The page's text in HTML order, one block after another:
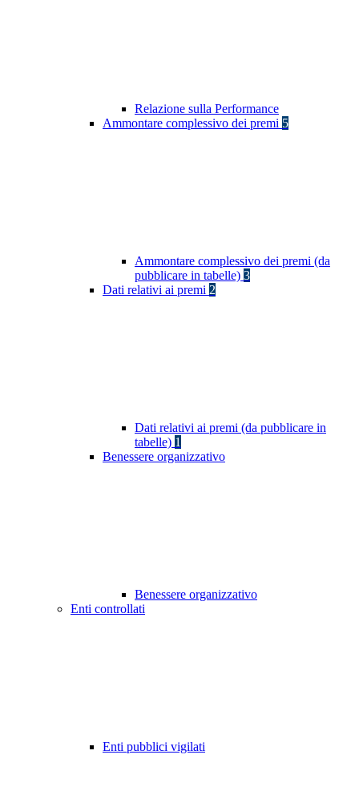
Relazione sulla Performance
Ammontare complessivo dei premi 5
Ammontare complessivo dei premi (da
pubblicare in tabelle) 3
Dati relativi ai premi 2
Dati relativi ai premi (da pubblicare in
tabelle) 1
Benessere organizzativo
Benessere organizzativo
Enti controllati
Enti pubblici vigilati